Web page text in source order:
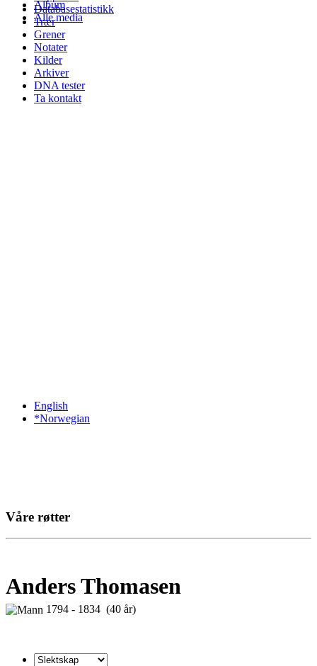
Album
Alle media
Databasestatistikk
Trær
Grener
Notater
Kilder
Arkiver
DNA tester
Ta kontakt
English
*Norwegian
Våre røtter
Anders Thomasen
1794 - 1834 (40 år)